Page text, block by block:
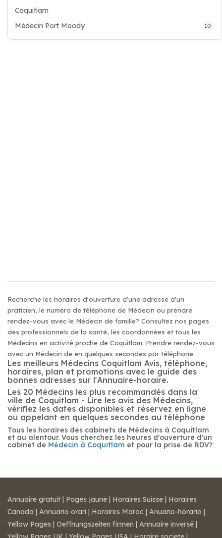
Coquitlam
Médecin Port Moody
10
Recherche les horaires d'ouverture d'une adresse d'un
praticien, le numéro de téléphone de Médecin ou prendre
rendez-vous avec le Médecin de famille? Consultez nos pages
des professionnels de la santé, les coordonnées et tous les
Médecins en activité proche de Coquitlam. Prendre rendez-vous
avec un Médecin de en quelques secondes par téléphone.
Les meilleurs Médecins Coquitlam Avis, téléphone,
horaires, plan et promotions avec le guide des
bonnes adresses sur l'Annuaire-horaire.
Les 20 Médecins les plus recommandés dans la
ville de Coquitlam - Lire les avis des Médecins,
vérifiez les dates disponibles et réservez en ligne
ou appelant en quelques secondes au téléphone
Tous les horaires des cabinets de Médecins à Coquitlam
et au alentour. Vous cherchez les heures d'ouverture d'un
cabinet de Médecin à Coquitlam et pour la prise de RDV?
Annuaire gratuit | Pages jaune | Horaires Suisse | Horaires
Canada | Annuario orari | Horaires Maroc | Anuario-horario |
Yellow Pages | Oeffnungszeiten firmen | Annuaire inversé |